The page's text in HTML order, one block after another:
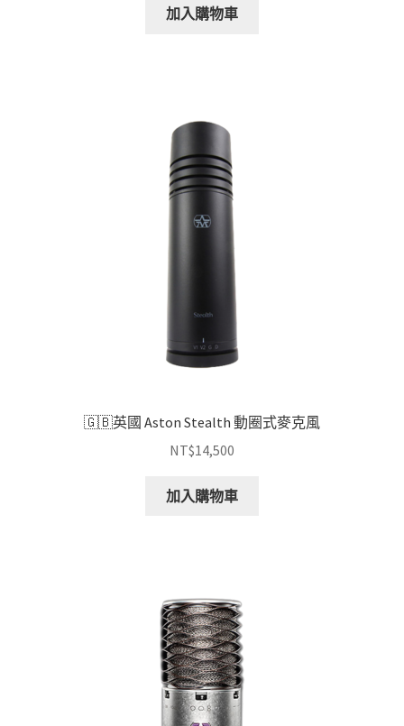
加入購物車
🇬🇧英國 Aston Stealth 動圈式麥克風
NT$14,500
加入購物車